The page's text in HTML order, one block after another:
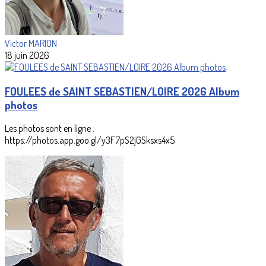
Victor MARION
18 juin 2026
FOULEES de SAINT SEBASTIEN/LOIRE 2026 Album
photos
Les photos sont en ligne :
https://photos.app.goo.gl/y3F7pS2jGSksxs4x5